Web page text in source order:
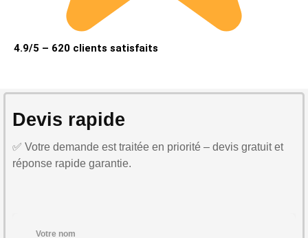
4.9/5 – 620 clients satisfaits
Devis rapide
✅ Votre demande est traitée en priorité – devis gratuit et
réponse rapide garantie.
Votre nom